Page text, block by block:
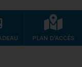
PLAN D'ACCÉS